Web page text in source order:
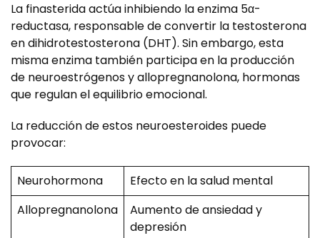
La finasterida actúa inhibiendo la enzima 5α-
reductasa, responsable de convertir la testosterona
en dihidrotestosterona (DHT). Sin embargo, esta
misma enzima también participa en la producción
de neuroestrógenos y allopregnanolona, hormonas
que regulan el equilibrio emocional.
La reducción de estos neuroesteroides puede
provocar:
Neurohormona
Efecto en la salud mental
Allopregnanolona
Aumento de ansiedad y
depresión